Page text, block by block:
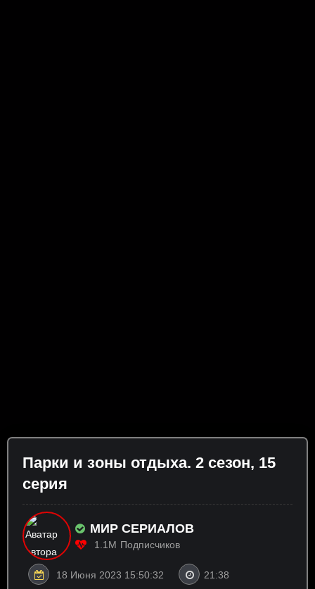
Пaрки и зoны отдыха. 2 сезон, 15
серия
МИР СЕРИАЛОВ
1.1M Подписчиков
18 Июня 2023 15:50:32 21:38